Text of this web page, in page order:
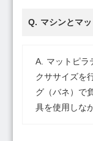
マシンとマ
マットピラ
クササイズを
グ（バネ）で
具を使用しな